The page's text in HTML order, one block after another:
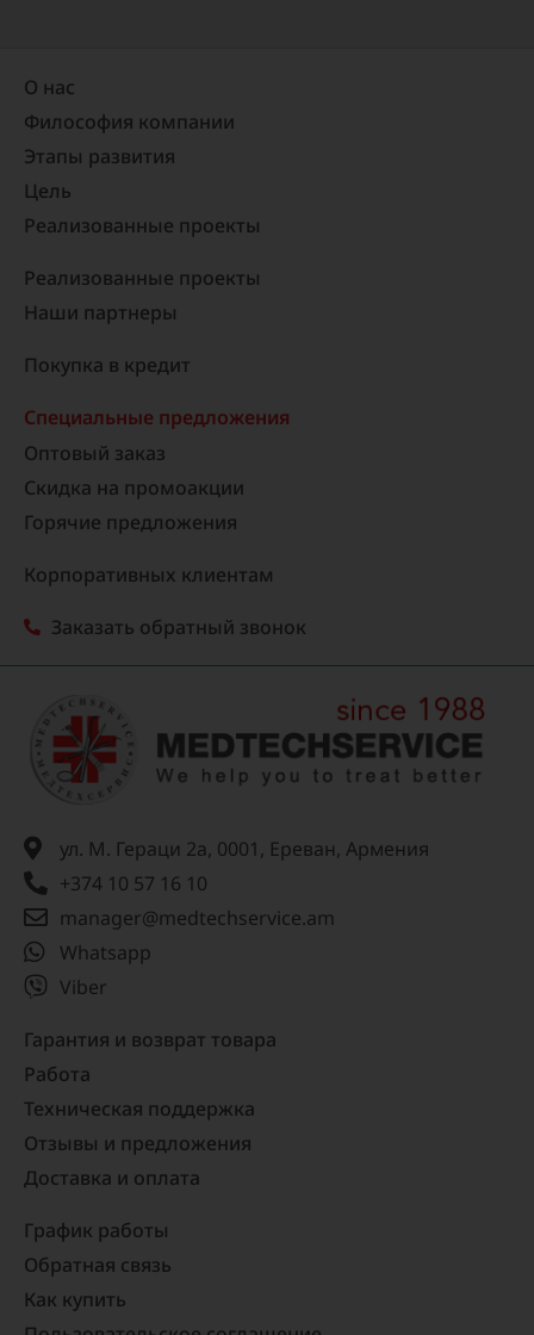
О нас
Философия компании
Этапы развития
Цель
Реализованные проекты​
Реализованные проекты
Наши партнеры
Покупка в кредит
Специальные предложения
Оптовый заказ
Скидка на промоакции
Горячие предложения
Корпоративных клиентам
Заказать обратный звонок
ул. М. Гераци 2а, 0001, Ереван, Армения
+374 10 57 16 10
manager@medtechservice.am
Whatsapp
Viber
Гарантия и возврат товара
Работа
Техническая поддержка
Отзывы и предложения
Доставка и оплата
График работы
Обратная связь
Как купить